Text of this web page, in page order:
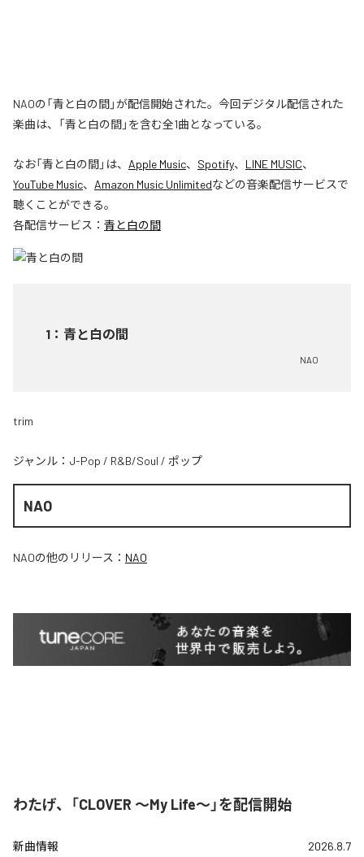
NAOの「青と白の間」が配信開始された。今回デジタル配信された
楽曲は、「青と白の間」を含む全1曲となっている。
なお「青と白の間」は、 Apple Music、 Spotify、 LINE MUSIC、
YouTube Music、 Amazon Music Unlimitedなどの音楽配信サービスで
聴くことができる。
各配信サービス： 青と白の間
1 ： 青と白の間
NAO
trim
ジャンル： J-Pop / R&B/Soul / ポップ
NAO
NAOの他のリリース： NAO
わたげ、「CLOVER ～My Life～」を配信開始
新曲情報 2026.8.7